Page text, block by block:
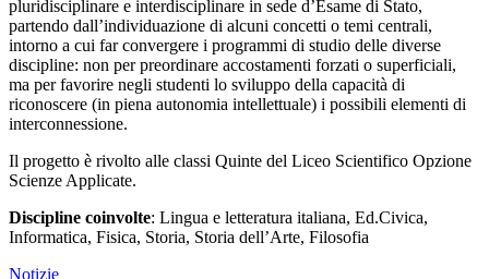
pluridisciplinare e interdisciplinare in sede d’Esame di Stato,
partendo dall’individuazione di alcuni concetti o temi centrali,
intorno a cui far convergere i programmi di studio delle diverse
discipline: non per preordinare accostamenti forzati o superficiali,
ma per favorire negli studenti lo sviluppo della capacità di
riconoscere (in piena autonomia intellettuale) i possibili elementi di
interconnessione.
Il progetto è rivolto alle classi Quinte del Liceo Scientifico Opzione
Scienze Applicate.
Discipline coinvolte: Lingua e letteratura italiana, Ed.Civica,
Informatica, Fisica, Storia, Storia dell’Arte, Filosofia
Notizie